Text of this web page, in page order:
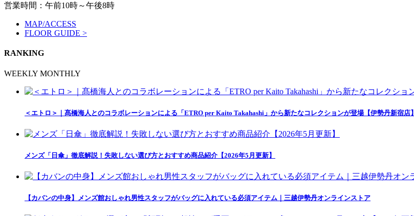
営業時間：午前10時～午後8時
MAP/ACCESS
FLOOR GUIDE >
RANKING
WEEKLY MONTHLY
＜エトロ＞｜髙橋海人とのコラボレーションによる「ETRO per Kaito Takahashi」から新たなコレクションが登場【伊勢丹新宿店】
メンズ「日傘」徹底解説！失敗しない選び方とおすすめ商品紹介【2026年5月更新】
【カバンの中身】メンズ館おしゃれ男性スタッフがバッグに入れている必須アイテム｜三越伊勢丹オンラインストア